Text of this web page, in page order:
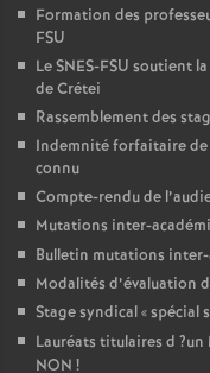
Formation des
FSU
LeSNES-FSU soutient
de Crétei
Rassemblement des
Indemnité forfaitaire
connu
Compte-rendu de
Mutations inter-
Bulletin mutations
Modalités d’évaluation
Stage syndical «spécial
Lauréats titulaires d ?un
NON !